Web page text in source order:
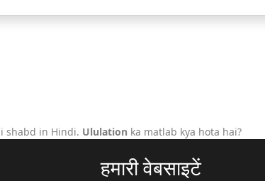
shabd in Hindi. Ululation ka matlab kya hota hai?
हमारी वेबसाइटें